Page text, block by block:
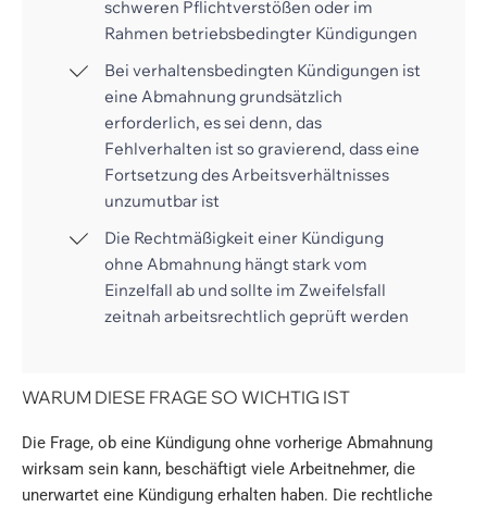
schweren Pflichtverstößen oder im
Rahmen betriebsbedingter Kündigungen
Bei verhaltensbedingten Kündigungen ist
eine Abmahnung grundsätzlich
erforderlich, es sei denn, das
Fehlverhalten ist so gravierend, dass eine
Fortsetzung des Arbeitsverhältnisses
unzumutbar ist
Die Rechtmäßigkeit einer Kündigung
ohne Abmahnung hängt stark vom
Einzelfall ab und sollte im Zweifelsfall
zeitnah arbeitsrechtlich geprüft werden
WARUM DIESE FRAGE SO WICHTIG IST
Die Frage, ob eine Kündigung ohne vorherige Abmahnung
wirksam sein kann, beschäftigt viele Arbeitnehmer, die
unerwartet eine Kündigung erhalten haben. Die rechtliche